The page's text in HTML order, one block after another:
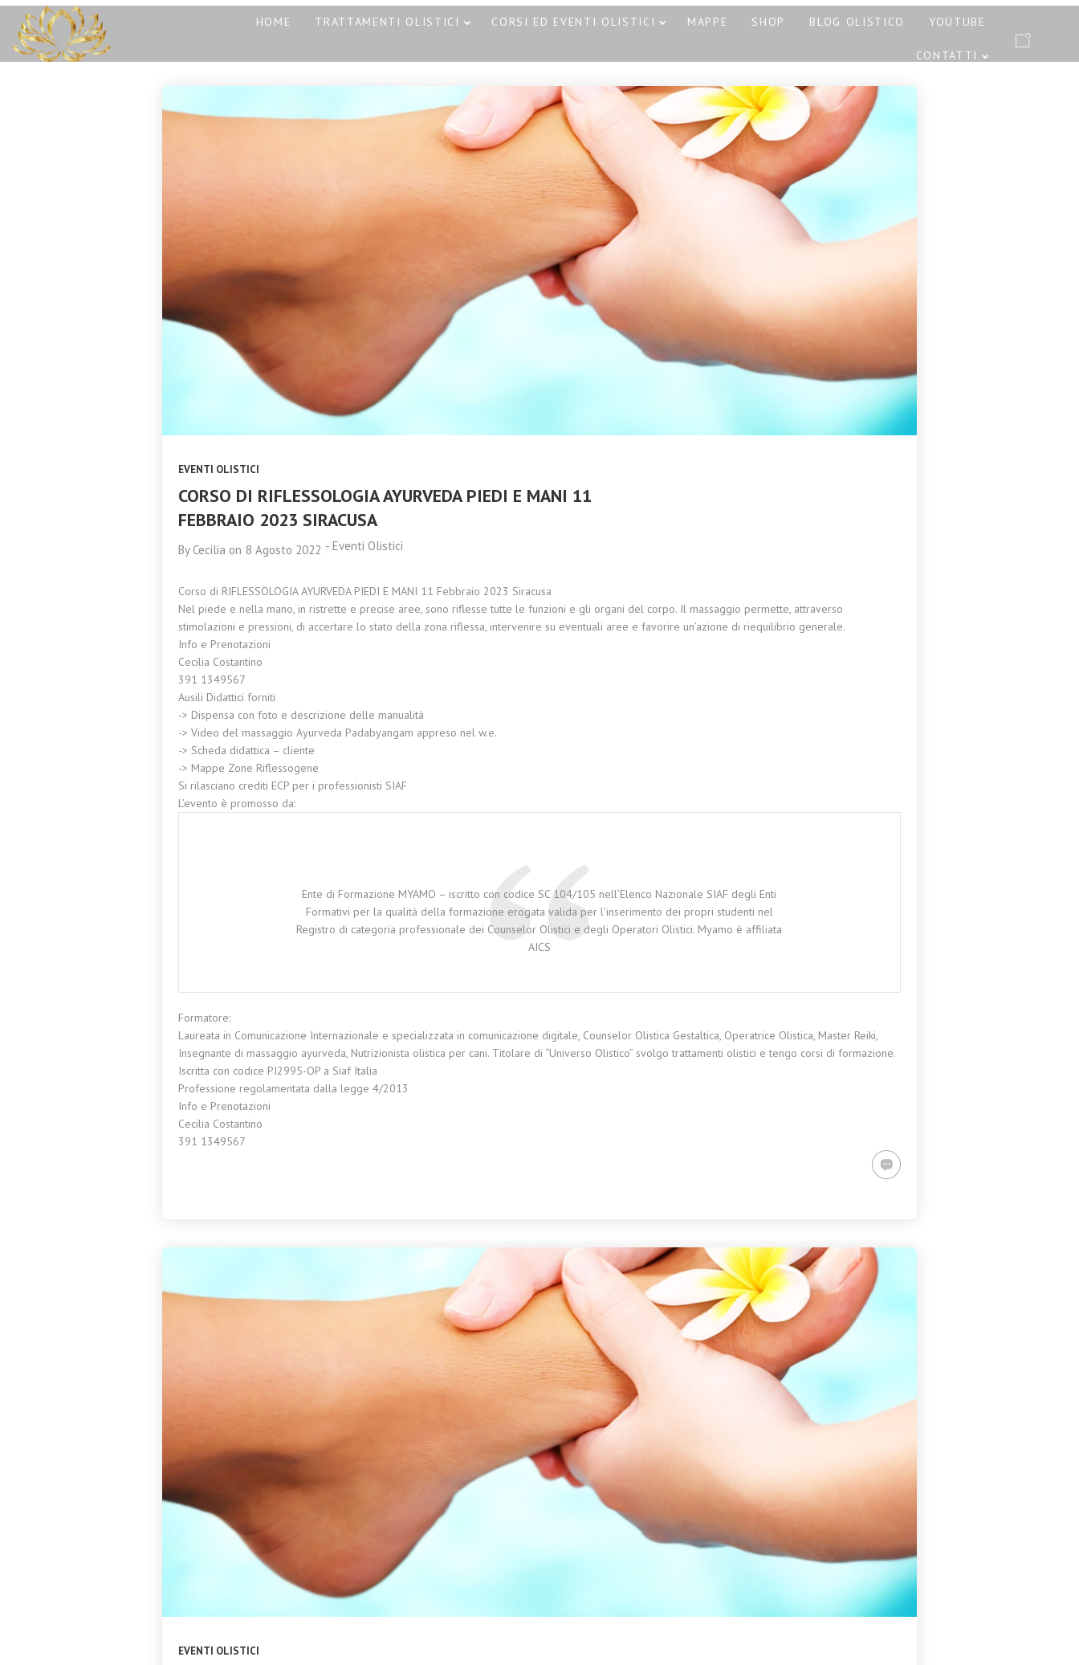
13
2025
COS’È, COME
PERCHÉ PUÒ
30
CORSO MASSAGGIO
SONORO
VIBRAZIONALE CON
LE CAMPANE
CORSO TRATTAMENTI AYURVEDA
– HOT STONE E PINDASWEDA A
CATANIA 12 NOVEMBRE 2023
30
CORSO MASSAGGIO
AYURVEDA
TRIDOSHA A
CATANIA 11
NOVEMBRE 2023
21
HOME TRATTAMENTI OLISTICI CORSI ED EVENTI OLISTICI MAPPE SHOP BLOG OLISTICO YOUTUBE
CONTATTI
EVENTI OLISTICI
CORSO DI RIFLESSOLOGIA AYURVEDA PIEDI E MANI 11
FEBBRAIO 2023 SIRACUSA
By Cecilia on 8 Agosto 2022 - Eventi Olistici
Corso di RIFLESSOLOGIA AYURVEDA PIEDI E MANI 11 Febbraio 2023 Siracusa
Nel piede e nella mano, in ristrette e precise aree, sono riflesse tutte le funzioni e gli organi del corpo. Il massaggio permette, attraverso
stimolazioni e pressioni, di accertare lo stato della zona riflessa, intervenire su eventuali aree e favorire un’azione di riequilibrio generale.
Info e Prenotazioni
Cecilia Costantino
391 1349567
Ausili Didattici forniti
-> Dispensa con foto e descrizione delle manualità
-> Video del massaggio Ayurveda Padabyangam appreso nel w.e.
-> Scheda didattica – cliente
-> Mappe Zone Riflessogene
Si rilasciano crediti ECP per i professionisti SIAF
L’evento è promosso da:
Ente di Formazione MYAMO – iscritto con codice SC 104/105 nell’Elenco Nazionale SIAF degli Enti
Formativi per la qualità della formazione erogata valida per l’inserimento dei propri studenti nel
Registro di categoria professionale dei Counselor Olistici e degli Operatori Olistici. Myamo è affiliata
AICS
Formatore:
Laureata in Comunicazione Internazionale e specializzata in comunicazione digitale, Counselor Olistica Gestaltica, Operatrice Olistica, Master Reiki,
Insegnante di massaggio ayurveda, Nutrizionista olistica per cani. Titolare di “Universo Olistico” svolgo trattamenti olistici e tengo corsi di formazione.
Iscritta con codice PI2995-OP a Siaf Italia
Professione regolamentata dalla legge 4/2013
Info e Prenotazioni
Cecilia Costantino
391 1349567
EVENTI OLISTICI